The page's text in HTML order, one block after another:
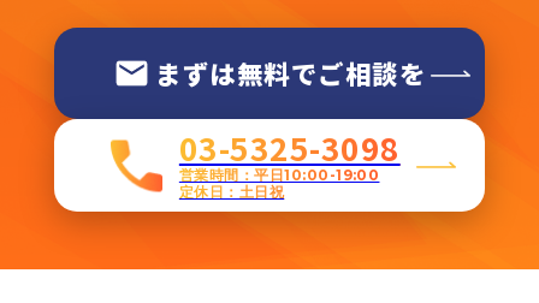
まずは無料でご相談を
03-5325-3098
営業時間：平日10:00-19:00
定休日：土日祝